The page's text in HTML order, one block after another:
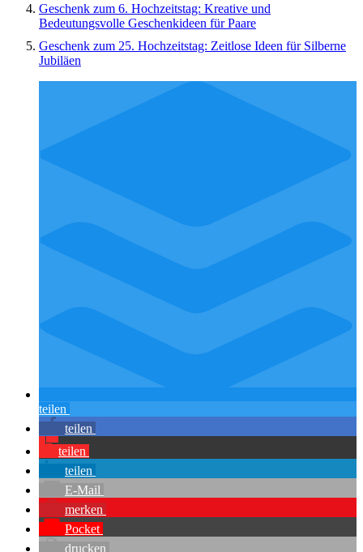
Geschenk zum 6. Hochzeitstag: Kreative und
Bedeutungsvolle Geschenkideen für Paare
Geschenk zum 25. Hochzeitstag: Zeitlose Ideen für Silberne
Jubiläen
teilen
teilen
teilen
teilen
E-Mail
merken
Pocket
drucken